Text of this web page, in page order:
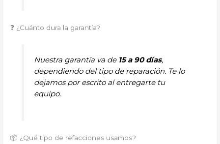
❓ ¿Cuánto dura la garantía?
Nuestra garantía va de 15 a 90 días,
dependiendo del tipo de reparación. Te lo
dejamos por escrito al entregarte tu
equipo.
📦 ¿Qué tipo de refacciones usamos?